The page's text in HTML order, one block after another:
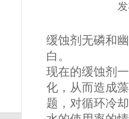
缓蚀剂无磷和
白。
现在的缓蚀剂
化，从而造成
题，对循环冷